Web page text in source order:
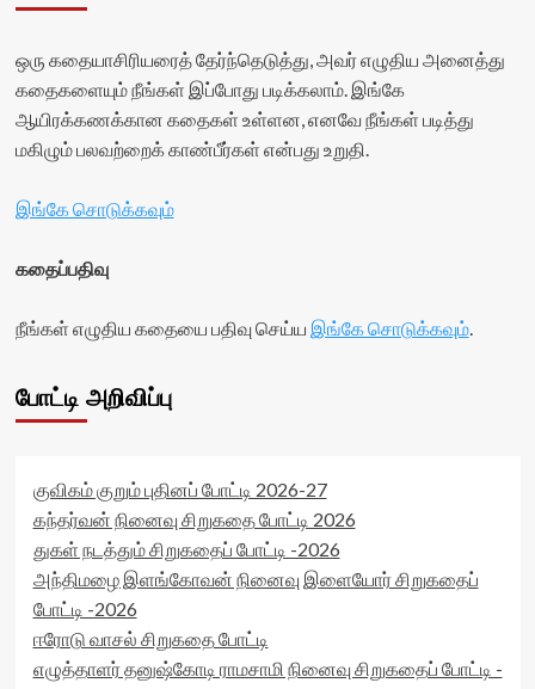
ஒரு கதையாசிரியரைத் தேர்ந்தெடுத்து, அவர் எழுதிய அனைத்து
கதைகளையும் நீங்கள் இப்போது படிக்கலாம். இங்கே
ஆயிரக்கணக்கான கதைகள் உள்ளன, எனவே நீங்கள் படித்து
மகிழும் பலவற்றைக் காண்பீர்கள் என்பது உறுதி.
இங்கே சொடுக்கவும்
கதைப்பதிவு
நீங்கள் எழுதிய கதையை பதிவு செய்ய இங்கே சொடுக்கவும்.
போட்டி அறிவிப்பு
குவிகம் குறும் புதினப் போட்டி 2026-27
கந்தர்வன் நினைவு சிறுகதை போட்டி 2026
துகள் நடத்தும் சிறுகதைப் போட்டி -2026
அந்திமழை இளங்கோவன் நினைவு இளையோர் சிறுகதைப்
போட்டி -2026
ஈரோடு வாசல் சிறுகதை போட்டி
எழுத்தாளர் தனுஷ்கோடி ராமசாமி நினைவு சிறுகதைப் போட்டி -